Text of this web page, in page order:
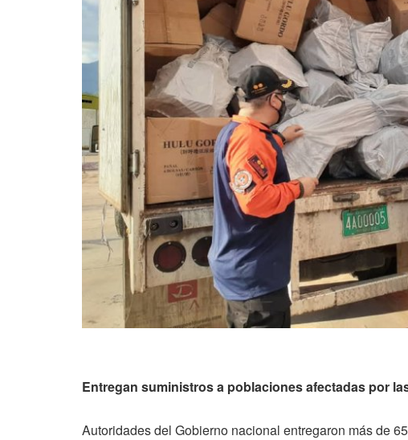
Entregan suministros a poblaciones afectadas por
Autoridades del Gobierno nacional entregaron más de